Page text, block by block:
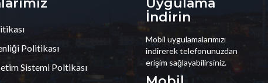
Politikası
Sistemi Poltikası
Uygulama
İndirin
Mobil uygulamalarımızı
indirerek telefonunuzdan
erişim sağlayabilirsiniz.